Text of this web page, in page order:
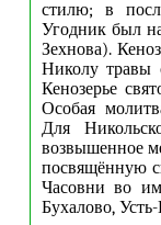
стилю; в
Угодник был
Зехнова).
Николу травы
Кенозерье
Особая
Для
возвышенное
посвящённую
Часовни во
Бухалово,